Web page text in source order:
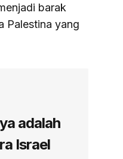
barak
Palestina yang
adalah
Israel